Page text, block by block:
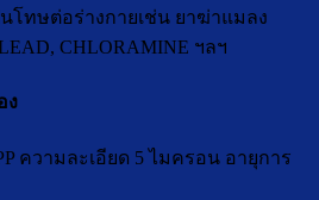
โทษต่อร่างกายเช่น ยาฆ่าแมลง
CHLORAMINE ฯลฯ
ง
ความละเอียด 5 ไมครอน อายุการ